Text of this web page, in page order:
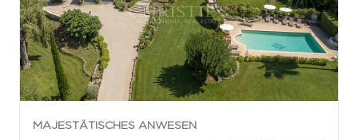
MAJESTÄTISCHES ANWESEN